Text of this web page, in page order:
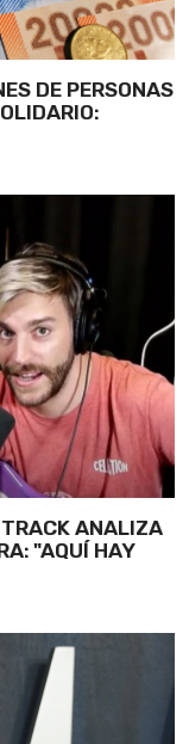
DE PERSONAS
ANALIZA
"AQUÍ HAY